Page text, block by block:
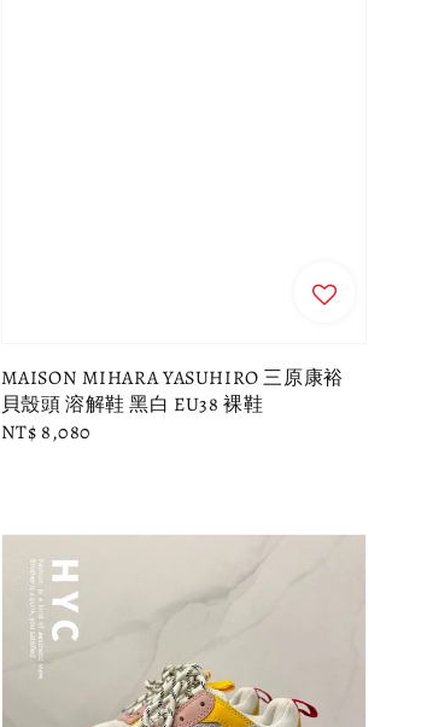
MAISON MIHARA YASUHIRO 三原康裕
貝殼頭 溶解鞋 黑白 EU38 裸鞋
Regular
NT$ 8,080